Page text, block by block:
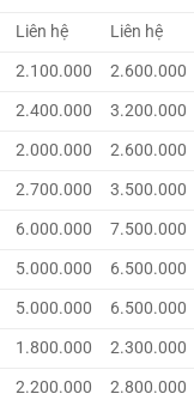
Liên hệ
Liên hệ
2.100.000
2.600.000
2.400.000
3.200.000
2.000.000
2.600.000
2.700.000
3.500.000
6.000.000
7.500.000
5.000.000
6.500.000
5.000.000
6.500.000
1.800.000
2.300.000
2.200.000
2.800.000